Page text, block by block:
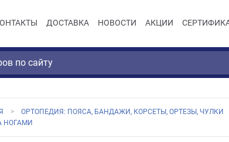
ДОСТАВКА НОВОСТИ АКЦИИ
ОРТОПЕДИЯ: ПОЯСА, БАНДАЖИ, КОРСЕТЫ, ОРТЕЗЫ, ЧУЛКИ
НОГАМИ